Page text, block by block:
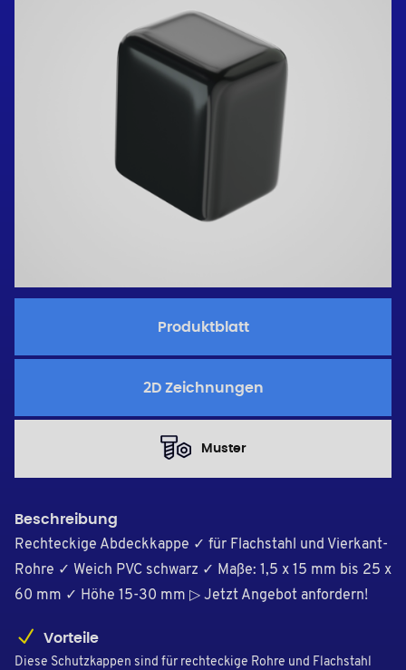
Produktblatt
2D Zeichnungen
Muster
Beschreibung
Rechteckige Abdeckkappe ✓ für Flachstahl und Vierkant-
Rohre ✓ Weich PVC schwarz ✓ Maße: 1,5 x 15 mm bis 25 x
60 mm ✓ Höhe 15-30 mm ▷ Jetzt Angebot anfordern!
Vorteile
Diese Schutzkappen sind für rechteckige Rohre und Flachstahl